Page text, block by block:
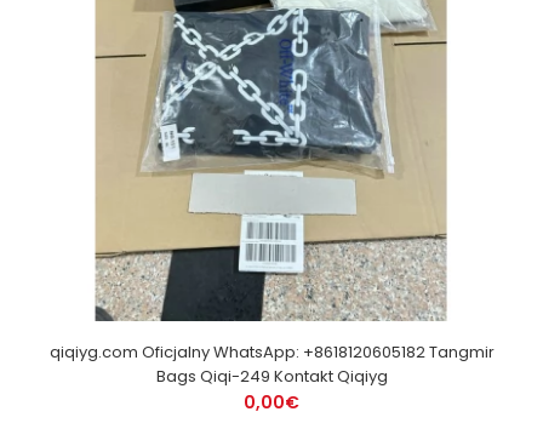
qiqiyg.com Oficjalny WhatsApp: +8618120605182 Tangmir
Bags Qiqi-249 Kontakt Qiqiyg
0,00€